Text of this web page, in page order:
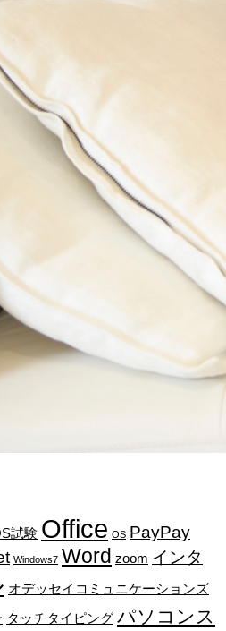
試験 Office OS PayPay
Windows7 Word zoom インタ
オデッセイコミュニケーションズ
タッチタイピング パソコンス